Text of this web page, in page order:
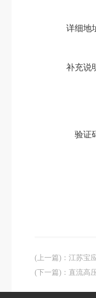
详细地
补充说
验证
(上一篇) ： 江苏宝
(下一篇) ： 直流高